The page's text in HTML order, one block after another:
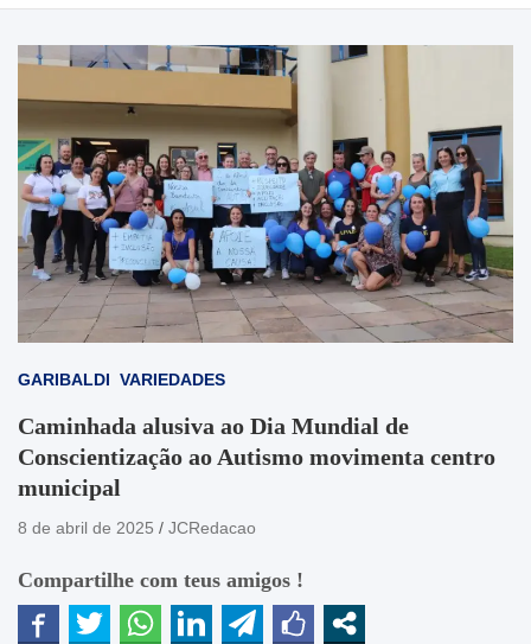
GARIBALDI VARIEDADES
Caminhada alusiva ao Dia Mundial de
Conscientização ao Autismo movimenta centro
municipal
8 de abril de 2025 JCRedacao
Compartilhe com teus amigos !